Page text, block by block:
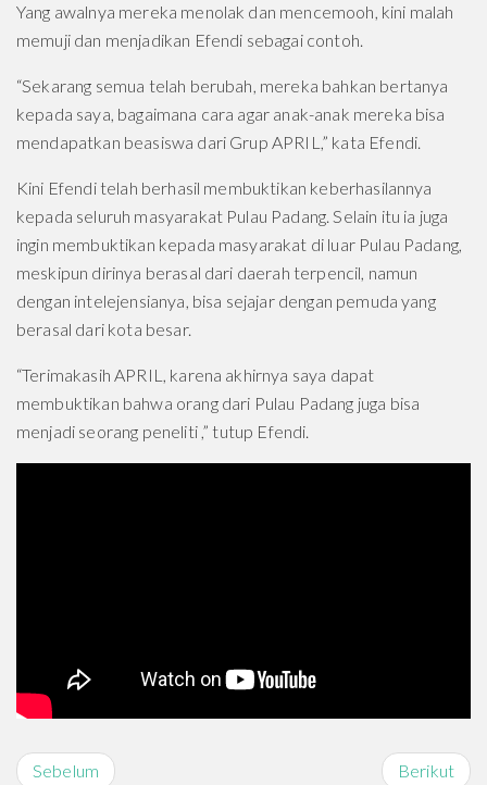
Yang awalnya mereka menolak dan mencemooh, kini malah
memuji dan menjadikan Efendi sebagai contoh.
“Sekarang semua telah berubah, mereka bahkan bertanya
kepada saya, bagaimana cara agar anak-anak mereka bisa
mendapatkan beasiswa dari Grup APRIL,” kata Efendi.
Kini Efendi telah berhasil membuktikan keberhasilannya
kepada seluruh masyarakat Pulau Padang. Selain itu ia juga
ingin membuktikan kepada masyarakat di luar Pulau Padang,
meskipun dirinya berasal dari daerah terpencil, namun
dengan intelejensianya, bisa sejajar dengan pemuda yang
berasal dari kota besar.
“Terimakasih APRIL, karena akhirnya saya dapat
membuktikan bahwa orang dari Pulau Padang juga bisa
menjadi seorang peneliti ,” tutup Efendi.
Sebelum Berikut